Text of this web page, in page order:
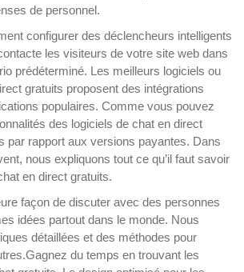
de personnel.
configurer des déclencheurs intelligents
les visiteurs de votre site web dans
prédéterminé. Les meilleurs logiciels ou
gratuits proposent des intégrations
populaires. Comme vous pouvez
des logiciels de chat en direct
par rapport aux versions payantes. Dans
nous expliquons tout ce qu’il faut savoir
en direct gratuits.
façon de discuter avec des personnes
idées partout dans le monde. Nous
détaillées et des méthodes pour
du temps en trouvant les